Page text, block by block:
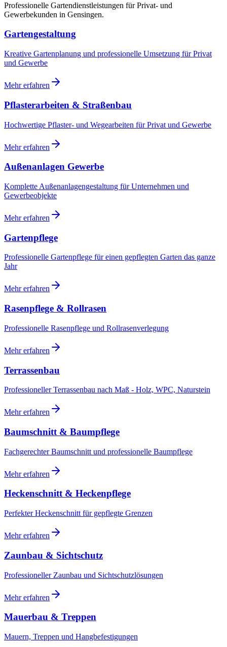
Professionelle Gartendienstleistungen für Privat- und
Gewerbekunden in Gensingen.
Gartengestaltung
Kreative Gartenplanung und professionelle Umsetzung für Privat
und Gewerbe
Mehr erfahren
Pflasterarbeiten & Straßenbau
Hochwertige Pflaster- und Wegearbeiten für Privat und Gewerbe
Mehr erfahren
Außenanlagen Gewerbe
Komplette Außenanlagengestaltung für Unternehmen und
Gewerbeobjekte
Mehr erfahren
Gartenpflege
Professionelle Gartenpflege für einen gepflegten Garten das ganze
Jahr
Mehr erfahren
Rasenpflege & Rollrasen
Professionelle Rasenpflege und Rollrasenverlegung
Mehr erfahren
Terrassenbau
Professioneller Terrassenbau nach Maß - Holz, WPC, Naturstein
Mehr erfahren
Baumschnitt & Baumpflege
Fachgerechter Baumschnitt und professionelle Baumpflege
Mehr erfahren
Heckenschnitt & Heckenpflege
Perfekter Heckenschnitt für gepflegte Grenzen
Mehr erfahren
Zaunbau & Sichtschutz
Professioneller Zaunbau und Sichtschutzlösungen
Mehr erfahren
Mauerbau & Treppen
Mauern, Treppen und Hangbefestigungen